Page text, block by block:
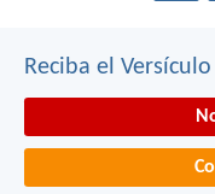
Reciba el